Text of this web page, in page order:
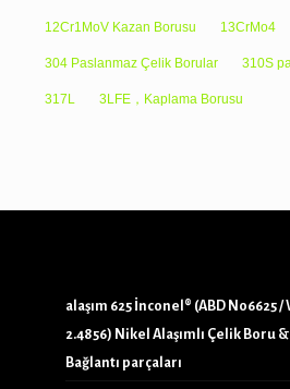
12Cr1MoV Kazan Borusu 13CrMo4
304 Paslanmaz Çelik Borular 310S
317L 3LFE，Kaplama Borusu
alaşım 625 İnconel® (ABD N06625 /
2.4856) Nikel Alaşımlı Çelik Boru &
Bağlantı parçaları